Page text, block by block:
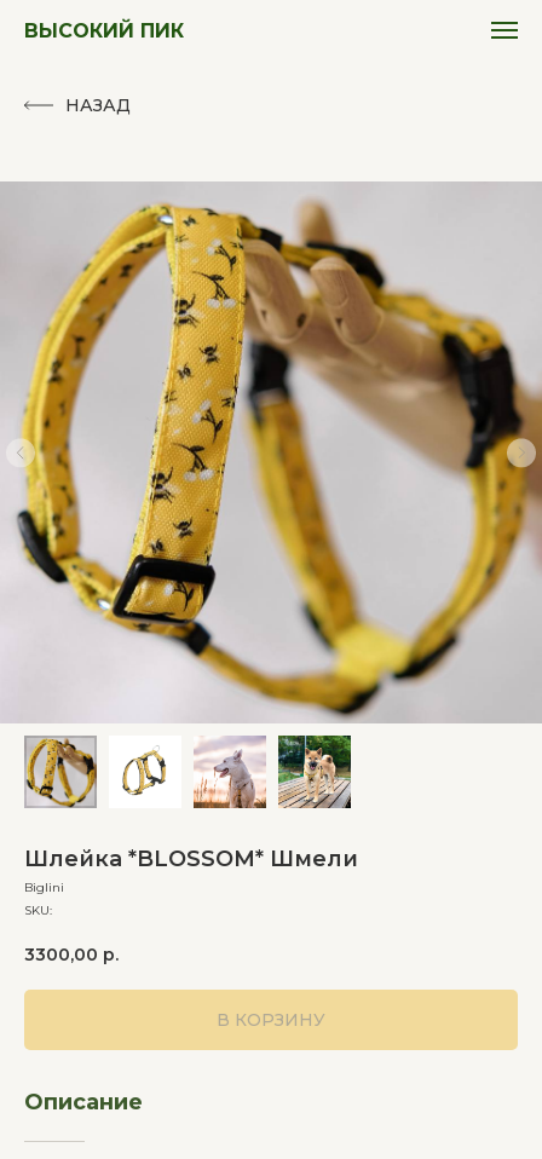
ВЫСОКИЙ ПИК
НАЗАД
Шлейка *BLOSSOM* Шмели
Biglini
SKU:
3300,00 р.
В КОРЗИНУ
Описание